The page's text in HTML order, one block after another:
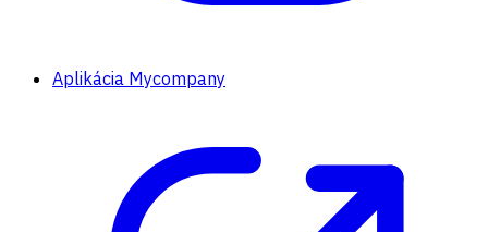
Aplikácia Mycompany